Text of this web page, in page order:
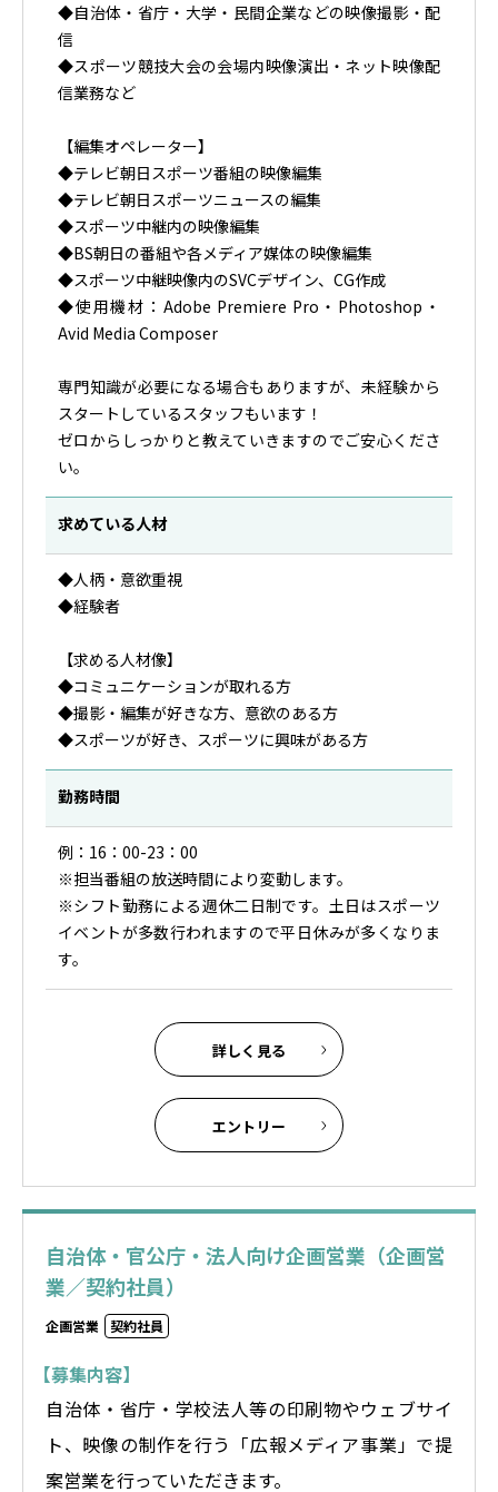
◆自治体・省庁・大学・民間企業などの映像撮影・配
信
◆スポーツ競技大会の会場内映像演出・ネット映像配
信業務など
【編集オペレーター】
◆テレビ朝日スポーツ番組の映像編集
◆テレビ朝日スポーツニュースの編集
◆スポーツ中継内の映像編集
◆BS朝日の番組や各メディア媒体の映像編集
◆スポーツ中継映像内のSVCデザイン、CG作成
◆使用機材：Adobe Premiere Pro・Photoshop・
Avid Media Composer
専門知識が必要になる場合もありますが、未経験から
スタートしているスタッフもいます！
ゼロからしっかりと教えていきますのでご安心くださ
い。
求めている人材
◆人柄・意欲重視
◆経験者
【求める人材像】
◆コミュニケーションが取れる方
◆撮影・編集が好きな方、意欲のある方
◆スポーツが好き、スポーツに興味がある方
勤務時間
例：16：00-23：00
※担当番組の放送時間により変動します。
※シフト勤務による週休二日制です。土日はスポーツ
イベントが多数行われますので平日休みが多くなりま
す。
詳しく見る
エントリー
自治体・官公庁・法人向け企画営業（企画営
業／契約社員）
企画営業 契約社員
【募集内容】
自治体・省庁・学校法人等の印刷物やウェブサイ
ト、映像の制作を行う「広報メディア事業」で提
案営業を行っていただきます。